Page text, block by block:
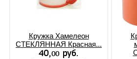
Кружка Хамелеон
СТЕКЛЯННАЯ Красная...